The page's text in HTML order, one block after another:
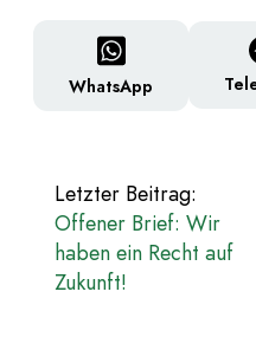
WhatsApp
Letzter Beitrag:
Offener Brief: Wir
haben ein Recht auf
Zukunft!